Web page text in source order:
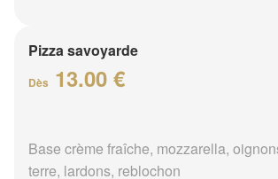
Pizza savoyarde
Dès 13.00 €
Base crème fraîche, mozzarella,
terre, lardons, reblochon